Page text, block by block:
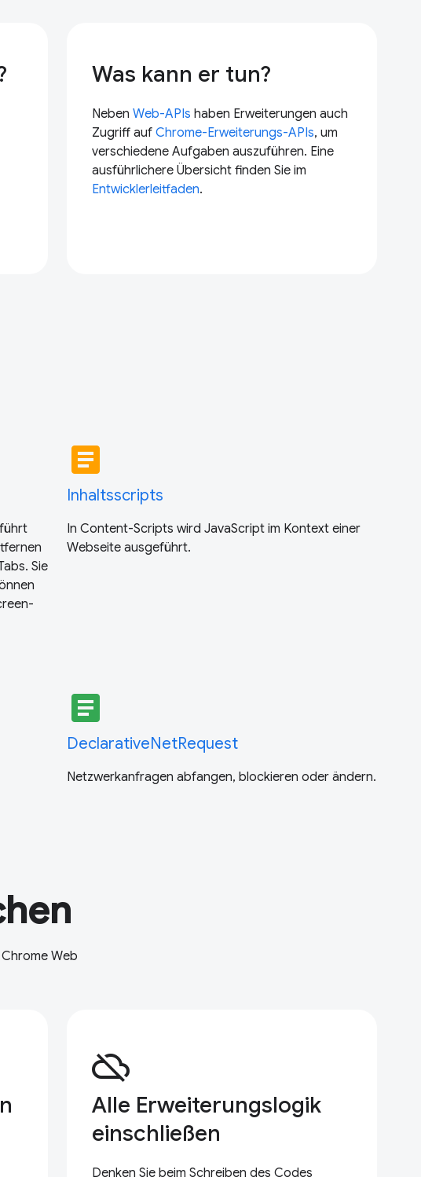
Was kann er tun?
NebenWeb-APIs haben Erweiterungen auch
Zugriff aufChrome-Erweiterungs-APIs, um
verschiedene Aufgaben auszuführen. Eine
ausführlichere Übersicht finden Sie im
Entwicklerleitfaden.
Sie
article
Inhaltsscripts
In Content-Scripts wird JavaScript im Kontext einer
Webseite ausgeführt.
article
DeclarativeNetRequest
Netzwerkanfragen abfangen, blockieren oder ändern.
Web
cloud_off
Alle Erweiterungslogik
einschließen
Denken Sie beim Schreiben des Codes